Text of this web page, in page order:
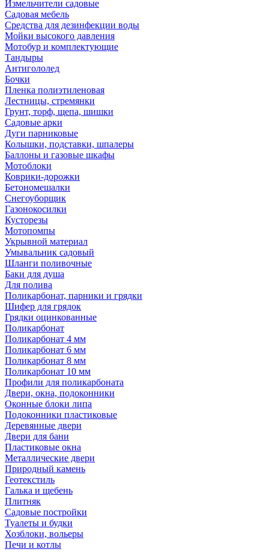
Измельчители садовые
Садовая мебель
Средства для дезинфекции воды
Мойки высокого давления
Мотобур и комплектующие
Тандыры
Антигололед
Бочки
Пленка полиэтиленовая
Лестницы, стремянки
Грунт, торф, щепа, шишки
Садовые арки
Дуги парниковые
Колышки, подставки, шпалеры
Баллоны и газовые шкафы
Мотоблоки
Коврики-дорожки
Бетономешалки
Снегоуборщик
Газонокосилки
Кусторезы
Мотопомпы
Укрывной материал
Умывальник садовый
Шланги поливочные
Баки для душа
Для полива
Поликарбонат, парники и грядки
Шифер для грядок
Грядки оцинкованные
Поликарбонат
Поликарбонат 4 мм
Поликарбонат 6 мм
Поликарбонат 8 мм
Поликарбонат 10 мм
Профили для поликарбоната
Двери, окна, подоконники
Оконные блоки липа
Подоконники пластиковые
Деревянные двери
Двери для бани
Пластиковые окна
Металлические двери
Природный камень
Геотекстиль
Галька и щебень
Плитняк
Садовые постройки
Туалеты и будки
Хозблоки, вольеры
Печи и котлы